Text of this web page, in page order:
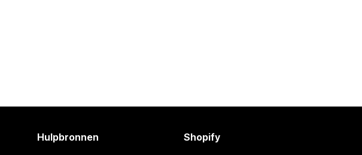
Hulpbronnen Shopify